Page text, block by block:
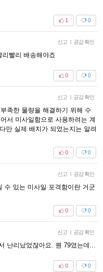
0
1
신고 | 공감 확인
빨리 배송해야죠
0
0
신고 | 공감 확인
족한 물량을 해결하기 위해 수
서 미사일함으로 사용하려는 계
만 실제 배치가 되었는지는 알려
0
0
신고 | 공감 확인
수 있는 미사일 포격함이란 거군
0
0
신고 | 공감 확인
난리났었잖아요. 뭔 79였는데...
0
0